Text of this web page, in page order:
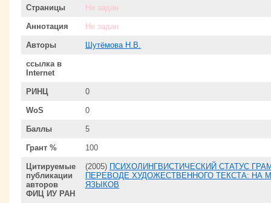
Страницы Не задан
Аннотация Не задан
Авторы Шутёмова Н.В.
ссылка в
Internet
РИНЦ 0
WoS 0
Баллы 5
Грант % 100
Цитируемые
публикации
авторов
ФИЦ ИУ РАН
(2005) ПСИХОЛИНГВИСТИЧЕСКИЙ СТАТУС
ПЕРЕВОДЕ ХУДОЖЕСТВЕННОГО ТЕКСТА: НА
ЯЗЫКОВ